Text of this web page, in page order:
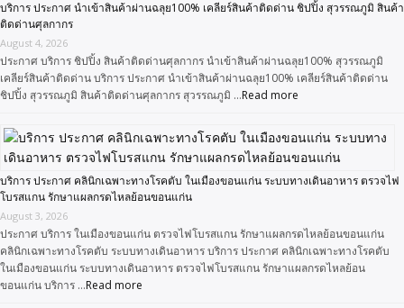
บริการ ประกาศ นำเข้าสินค้าผ่านฉลุย100% เคลียร์สินค้าติดด่าน ชิปปิ้ง สุวรรณภูมิ สินค้า
ติดด่านศุลกากร
August 4, 2026
ประกาศ บริการ ชิปปิ้ง สินค้าติดด่านศุลกากร นำเข้าสินค้าผ่านฉลุย100% สุวรรณภูมิ
เคลียร์สินค้าติดด่าน บริการ ประกาศ นำเข้าสินค้าผ่านฉลุย100% เคลียร์สินค้าติดด่าน
ชิปปิ้ง สุวรรณภูมิ สินค้าติดด่านศุลกากร สุวรรณภูมิ …Read more
บริการ ประกาศ คลินิกเฉพาะทางโรคตับ ในเมืองขอนแก่น ระบบทางเดินอาหาร ตรวจไฟ
โบรสแกน รักษาแผลกรดไหลย้อนขอนแก่น
August 3, 2026
ประกาศ บริการ ในเมืองขอนแก่น ตรวจไฟโบรสแกน รักษาแผลกรดไหลย้อนขอนแก่น
คลินิกเฉพาะทางโรคตับ ระบบทางเดินอาหาร บริการ ประกาศ คลินิกเฉพาะทางโรคตับ
ในเมืองขอนแก่น ระบบทางเดินอาหาร ตรวจไฟโบรสแกน รักษาแผลกรดไหลย้อน
ขอนแก่น บริการ …Read more